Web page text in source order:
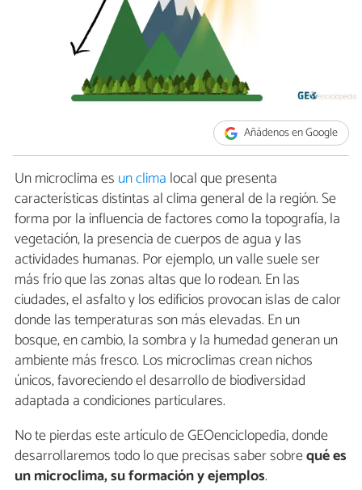
Añádenos en Google
Un microclima es un clima local que presenta
características distintas al clima general de la región. Se
forma por la influencia de factores como la topografía, la
vegetación, la presencia de cuerpos de agua y las
actividades humanas. Por ejemplo, un valle suele ser
más frío que las zonas altas que lo rodean. En las
ciudades, el asfalto y los edificios provocan islas de calor
donde las temperaturas son más elevadas. En un
bosque, en cambio, la sombra y la humedad generan un
ambiente más fresco. Los microclimas crean nichos
únicos, favoreciendo el desarrollo de biodiversidad
adaptada a condiciones particulares.
No te pierdas este artículo de GEOenciclopedia, donde
desarrollaremos todo lo que precisas saber sobrequé es
un microclima, su formación y ejemplos.